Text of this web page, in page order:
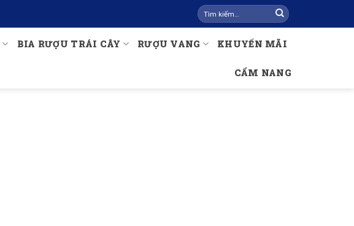
Tìm
kiếm:
BIA RƯỢU TRÁI CÂY RƯỢU VANG KHUYẾN MÃI
CẨM NANG